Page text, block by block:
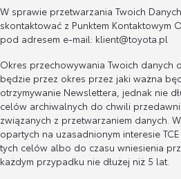
W sprawie przetwarzania Twoich
skontaktować z Punktem Kontaktowym
pod adresem e-mail: klient@toyota.pl
Okres przechowywania Twoich danych
będzie przez okres przez jaki ważna
otrzymywanie Newslettera, jednak nie
celów archiwalnych do chwili
związanych z przetwarzaniem danych.
opartych na uzasadnionym interesie
tych celów albo do czasu wniesienia
każdym przypadku nie dłużej niż 5 lat.